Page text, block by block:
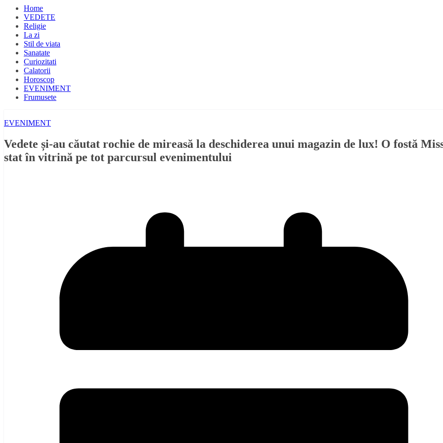
Home
VEDETE
Religie
La zi
Stil de viata
Sanatate
Curiozitati
Calatorii
Horoscop
EVENIMENT
Frumusete
EVENIMENT
Vedete și-au căutat rochie de mireasă la deschiderea unui magazin de lux! O fostă
stat în vitrină pe tot parcursul evenimentului